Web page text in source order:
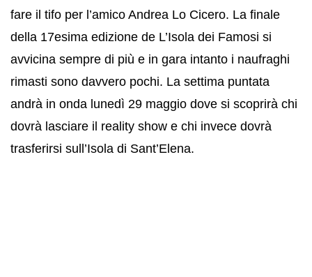
fare il tifo per l’amico Andrea Lo Cicero. La finale
della 17esima edizione de L’Isola dei Famosi si
avvicina sempre di più e in gara intanto i naufraghi
rimasti sono davvero pochi. La settima puntata
andrà in onda lunedì 29 maggio dove si scoprirà chi
dovrà lasciare il reality show e chi invece dovrà
trasferirsi sull’Isola di Sant’Elena.